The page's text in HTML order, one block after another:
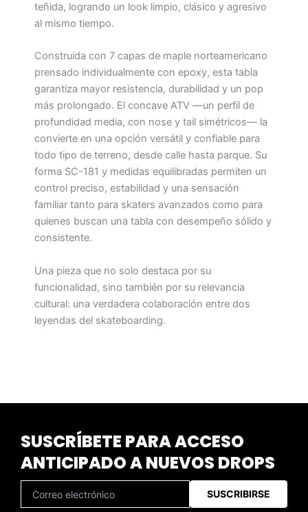
teñida, logrando un look limpio, clásico y agresivo
al mismo tiempo.
Construida con 7 capas de maple norteamericano
prensado individualmente con epoxy, esta tabla
garantiza mayor resistencia, durabilidad y un pop
más prolongado. El concave ATV —un perfil de
profundidad media, con nose y tail simétricos— la
convierte en una opción versátil y confiable para
todo tipo de terreno, desde calle hasta parque. Su
forma SC-181 y medidas equilibradas permiten un
control preciso, estabilidad y una sensación
familiar tanto para skaters avanzados como para
quienes buscan una tabla con desempeño sólido y
consistente.
Una pieza que no solo destaca por su
funcionalidad, sino también por su relevancia
cultural: una verdadera colaboración entre dos
leyendas del skateboarding.
SUSCRÍBETE PARA ACCESO
ANTICIPADO A NUEVOS DROPS
SUSCRIBIRSE